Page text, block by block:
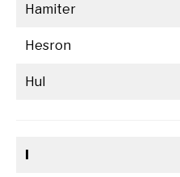
Hamiter
Hesron
Hul
I